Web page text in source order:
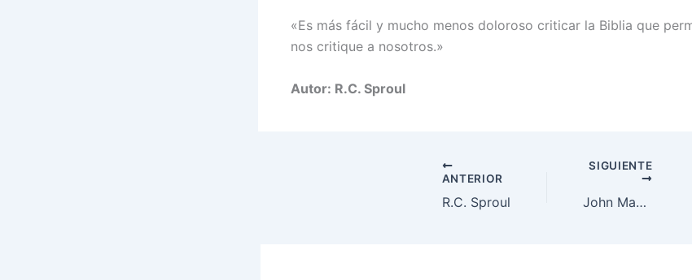
«Es más fácil y mucho menos doloroso criticar la Biblia que
nos critique a nosotros.»
Autor: R.C. Sproul
ANTERIOR
R.C. Sproul
SIGUIENTE
John MacArthur